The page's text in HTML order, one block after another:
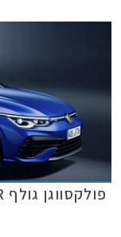
פולקסווגן גולף R החדשה עושה גם דריפטים